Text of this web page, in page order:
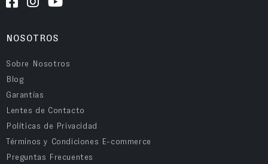
NOSOTROS
Sobre Nosotros
Blog
Garantías
Lentes de Contacto
Políticas de Privacidad
Términos y Condiciones E-commerce
Preguntas Frecuentes